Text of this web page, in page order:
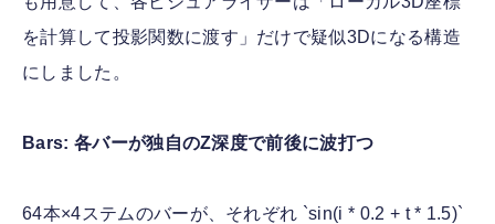
を計算して投影関数に渡す」だけで疑似3Dになる構造
にしました。
Bars: 各バーが独自のZ深度で前後に波打つ
64本×4ステムのバーが、それぞれ `sin(i * 0.2 + t * 1.5)`